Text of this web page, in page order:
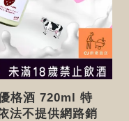
格酒 720ml 特
法不提供網路銷